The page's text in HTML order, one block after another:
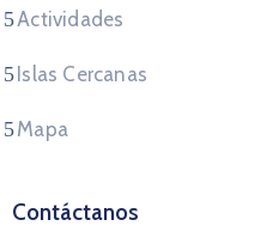
Actividades
Islas Cercanas
Mapa
Contáctanos